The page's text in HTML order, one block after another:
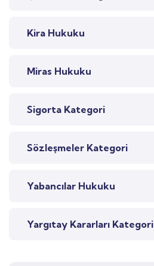
Kira Hukuku
Miras Hukuku
Sigorta Kategori
Sözleşmeler Kategori
Yabancılar Hukuku
Yargıtay Kararları Kategori